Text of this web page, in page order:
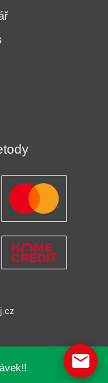
Cookie Banneru